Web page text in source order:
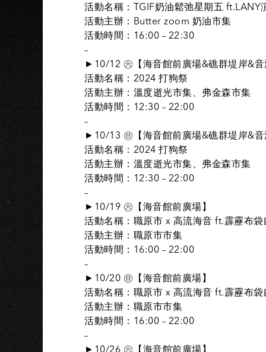
活動名稱：TGIF奶油鬆弛星期五 ft.LANY
活動主辦：Butter zoom 奶油市集
活動時間：16:00 – 22:30
–
►10/12 ㊅【海音館前廣場&礁群堤岸&音
活動名稱：2024 打狗祭
活動主辦：溫度逝光市集、弗金森市集
活動時間：12:30 – 22:00
–
►10/13 ㊐【海音館前廣場&礁群堤岸&音
活動名稱：2024 打狗祭
活動主辦：溫度逝光市集、弗金森市集
活動時間：12:30 – 22:00
–
►10/19 ㊅【海音館前廣場】
活動名稱：職原市 x 高流海音 ft.霹靂布袋
活動主辦：職原市市集
活動時間：16:00 – 22:00
–
►10/20 ㊐【海音館前廣場】
活動名稱：職原市 x 高流海音 ft.霹靂布袋
活動主辦：職原市市集
活動時間：16:00 – 22:00
–
►10/26 ㊅【海音館前廣場】